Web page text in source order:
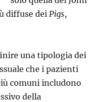
diffuse deiPigs,
una tipologia dei
che i pazienti
comuni includono
della